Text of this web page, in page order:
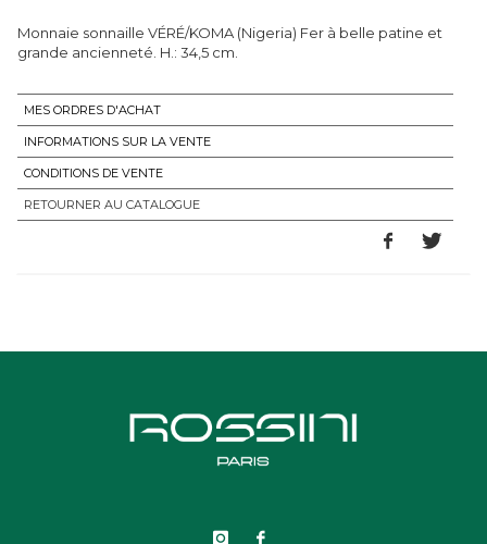
Monnaie sonnaille VÉRÉ/KOMA (Nigeria) Fer à belle patine et
grande ancienneté. H.: 34,5 cm.
MES ORDRES D'ACHAT
INFORMATIONS SUR LA VENTE
CONDITIONS DE VENTE
RETOURNER AU CATALOGUE